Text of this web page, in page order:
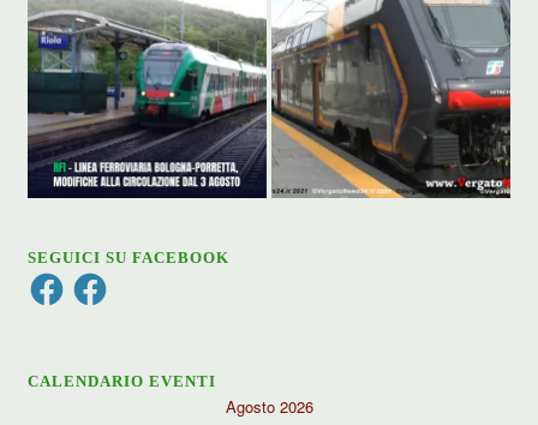
SEGUICI SU FACEBOOK
FacebookFacebook
CALENDARIO EVENTI
Agosto 2026